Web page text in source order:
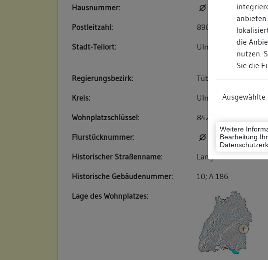
die
nutzen.
Sie die
Weitere
Bearbeitung
Hausnummer:
Postleitzahl:
89073
Stadt-Teilort:
Ulm
Regierungsbezirk:
Tübingen
Kreis:
Ulm (Stadtkreis)
Wohnplatzschlüssel:
8421000028
Flurstücknummer:
keine
Historischer Straßenname:
Langestraße
Historische Gebäudenummer:
10; A 186
Lage des Wohnplatzes: